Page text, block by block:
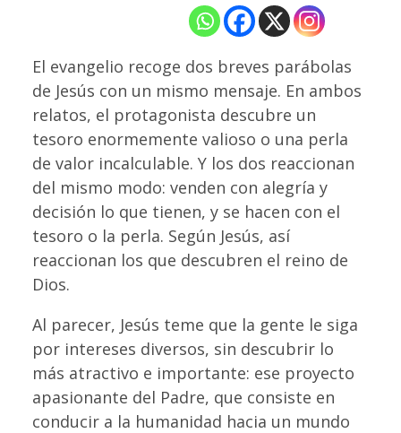
El evangelio recoge dos breves parábolas
de Jesús con un mismo mensaje. En ambos
relatos, el protagonista descubre un
tesoro enormemente valioso o una perla
de valor incalculable. Y los dos reaccionan
del mismo modo: venden con alegría y
decisión lo que tienen, y se hacen con el
tesoro o la perla. Según Jesús, así
reaccionan los que descubren el reino de
Dios.
Al parecer, Jesús teme que la gente le siga
por intereses diversos, sin descubrir lo
más atractivo e importante: ese proyecto
apasionante del Padre, que consiste en
conducir a la humanidad hacia un mundo